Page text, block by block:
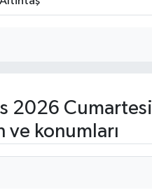
2026 Cumartesi
konumları